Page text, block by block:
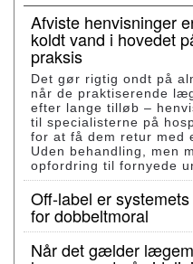
Afviste henvisninger
koldt vand i hovedet
praksis
Det gør rigtig ondt på
når de praktiserende
efter lange tilløb –
til specialisterne på
for at få dem retur med
Uden behandling, men
opfordring til fornyede
Off-label er
for dobbeltmoral
Når det gælder